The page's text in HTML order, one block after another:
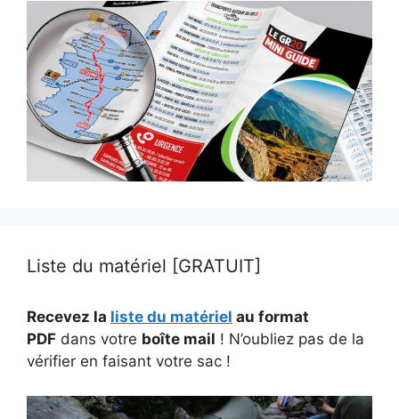
Liste du matériel [GRATUIT]
Recevez la liste du matériel au format
PDF dans votre boîte mail ! N’oubliez pas de la
vérifier en faisant votre sac !